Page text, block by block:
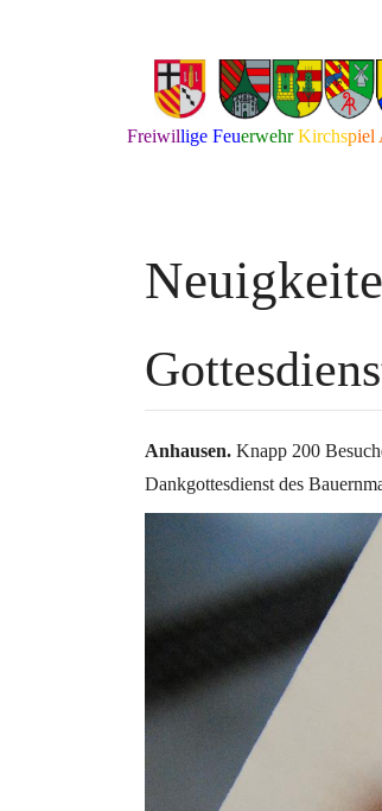
Freiwillige Feuerwehr Kirchspiel
Anhausen. Knapp 200
Dankgottesdienst des